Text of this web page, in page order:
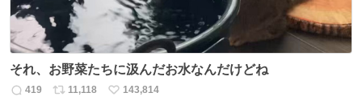
それ、お野菜たちに汲んだお水なんだけどね
返
419
リ
11,118
い
143,814